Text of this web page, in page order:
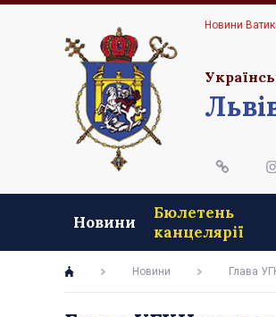
Новини
Новини
Бюлетень
канцелярії
Новини Глава